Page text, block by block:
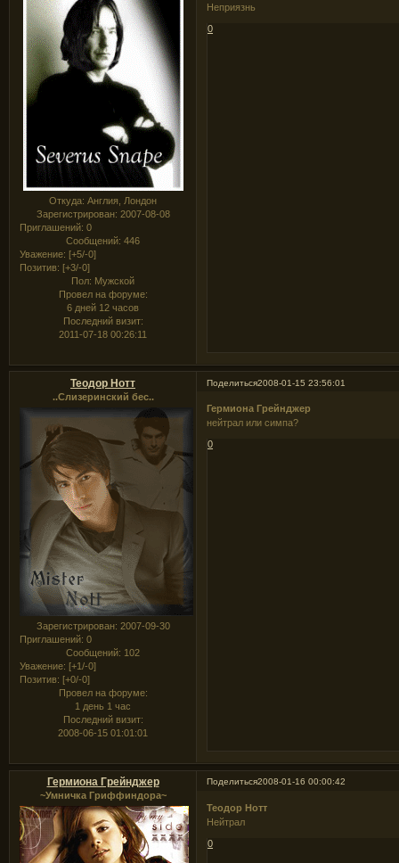
Откуда: Англия, Лондон
Зарегистрирован: 2007-08-08
Приглашений: 0
Сообщений: 446
Уважение: [+5/-0]
Позитив: [+3/-0]
Пол: Мужской
Провел на форуме:
6 дней 12 часов
Последний визит:
2011-07-18 00:26:11
Неприязнь
0
Поделиться2008-01-15 23:56:01
Теодор Нотт
..Слизеринский бес..
Зарегистрирован: 2007-09-30
Приглашений: 0
Сообщений: 102
Уважение: [+1/-0]
Позитив: [+0/-0]
Провел на форуме:
1 день 1 час
Последний визит:
2008-06-15 01:01:01
Гермиона Грейнджер
нейтрал или симпа?
0
Поделиться2008-01-16 00:00:42
Гермиона Грейнджер
~Умничка Гриффиндора~
Теодор Нотт
Нейтрал
0